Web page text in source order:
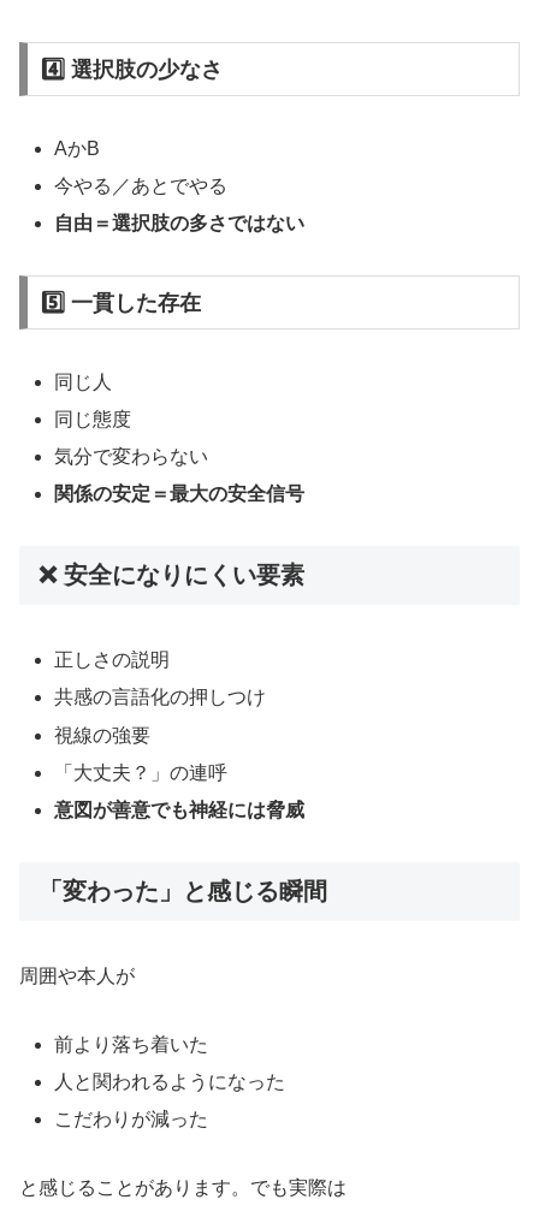
4️⃣ 選択肢の少なさ
AかB
今やる／あとでやる
自由＝選択肢の多さではない
5️⃣ 一貫した存在
同じ人
同じ態度
気分で変わらない
関係の安定＝最大の安全信号
❌ 安全になりにくい要素
正しさの説明
共感の言語化の押しつけ
視線の強要
「大丈夫？」の連呼
意図が善意でも神経には脅威
「変わった」と感じる瞬間
周囲や本人が
前より落ち着いた
人と関われるようになった
こだわりが減った
と感じることがあります。でも実際は